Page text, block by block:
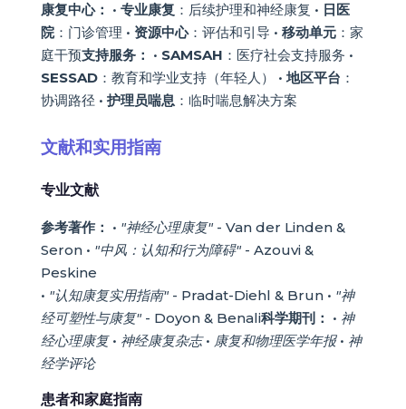
康复中心： • 专业康复 ：后续护理和神经康复 • 日医
院：门诊管理 • 资源中心：评估和引导 • 移动单元：家
庭干预支持服务： • SAMSAH ：医疗社会支持服务 •
SESSAD：教育和学业支持（年轻人） •地区平台 ：
协调路径 • 护理员喘息：临时喘息解决方案
文献和实用指南
专业文献
参考著作： • "神经心理康复"- Van der Linden &
Seron • "中风：认知和行为障碍"- Azouvi &
Peskine
• "认知康复实用指南"- Pradat-Diehl & Brun • "神
经可塑性与康复"- Doyon & Benali科学期刊： • 神
经心理康复• 神经康复杂志• 康复和物理医学年报• 神
经学评论
患者和家庭指南